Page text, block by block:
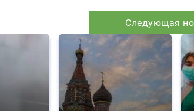
Следующая